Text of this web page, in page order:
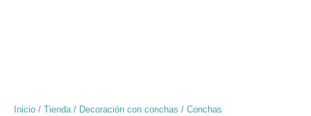
Inicio / Tienda/ Decoración con conchas / Conchas